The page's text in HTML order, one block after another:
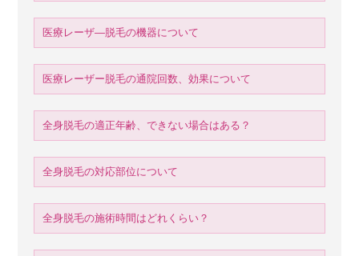
医療レーザ―脱毛の機器について
医療レーザー脱毛の通院回数、効果について
全身脱毛の適正年齢、できない場合はある？
全身脱毛の対応部位について
全身脱毛の施術時間はどれくらい？